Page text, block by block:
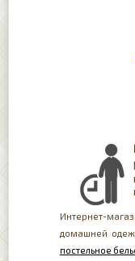
Интернет-
домашней
постельное